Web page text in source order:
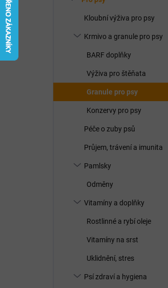
a
e
Kloubní výživa pro psy
Krmivo a granule pro psy
BARF doplňky
Výživa pro štěňata
Granule pro psy
Konzervy pro psy
Péče o zuby psů
Průjem, trávení a imunita
Pamlsky
Odměny
Vitamíny a doplňky
Rostlinné a rybí oleje
Vitamíny na srst
Uklidnění, stres
Psí zdraví a hygiena